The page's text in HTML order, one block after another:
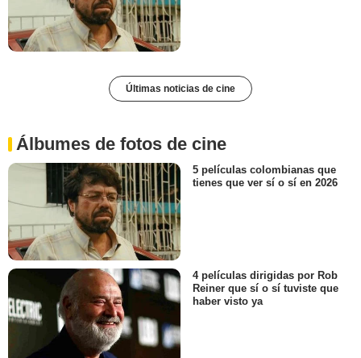
Últimas noticias de cine
Álbumes de fotos de cine
5 películas colombianas que
tienes que ver sí o sí en 2026
4 películas dirigidas por Rob
Reiner que sí o sí tuviste que
haber visto ya